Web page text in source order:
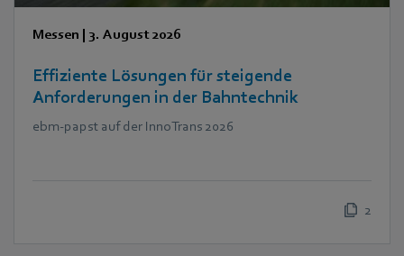
Messen | 3. August 2026
Effiziente Lösungen für steigende
Anforderungen in der Bahntechnik
ebm‑papst auf der InnoTrans 2026
2